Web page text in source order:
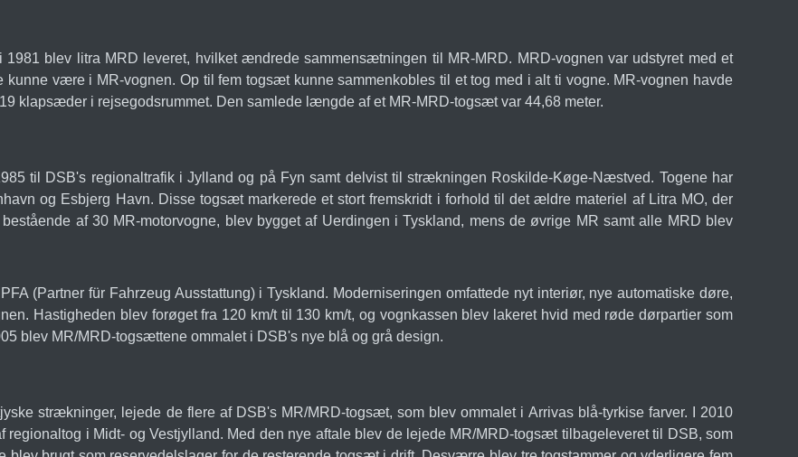
blev litra MRD leveret, hvilket ændrede sammensætningen til MR-MRD. MRD-vognen var udstyret med et
kunne være i MR-vognen. Op til fem togsæt kunne sammenkobles til et tog med i alt ti vogne. MR-vognen havde
klapsæder i rejsegodsrummet. Den samlede længde af et MR-MRD-togsæt var 44,68 meter.
til DSB's regionaltrafik i Jylland og på Fyn samt delvist til strækningen Roskilde-Køge-Næstved. Togene har
og Esbjerg Havn. Disse togsæt markerede et stort fremskridt i forhold til det ældre materiel af Litra MO, der
af 30 MR-motorvogne, blev bygget af Uerdingen i Tyskland, mens de øvrige MR samt alle MRD blev
(Partner für Fahrzeug Ausstattung) i Tyskland. Moderniseringen omfattede nyt interiør, nye automatiske døre,
Hastigheden blev forøget fra 120 km/t til 130 km/t, og vognkassen blev lakeret hvid med røde dørpartier som
blev MR/MRD-togsættene ommalet i DSB's nye blå og grå design.
strækninger, lejede de flere af DSB's MR/MRD-togsæt, som blev ommalet i Arrivas blå-tyrkise farver. I 2010
i Midt- og Vestjylland. Med den nye aftale blev de lejede MR/MRD-togsæt tilbageleveret til DSB, som